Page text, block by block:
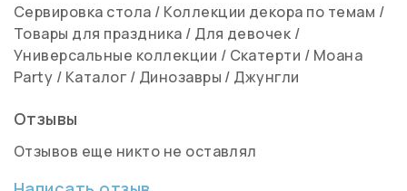
Сервировка стола / Коллекции декора по темам /
Товары для праздника / Для девочек /
Универсальные коллекции / Скатерти / Моана
Party / Каталог / Динозавры / Джунгли
Отзывы
Отзывов еще никто не оставлял